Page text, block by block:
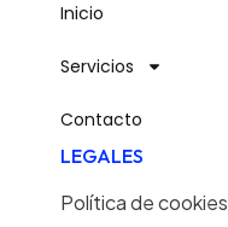
Inicio
Servicios
Contacto
LEGALES
Política de cookies